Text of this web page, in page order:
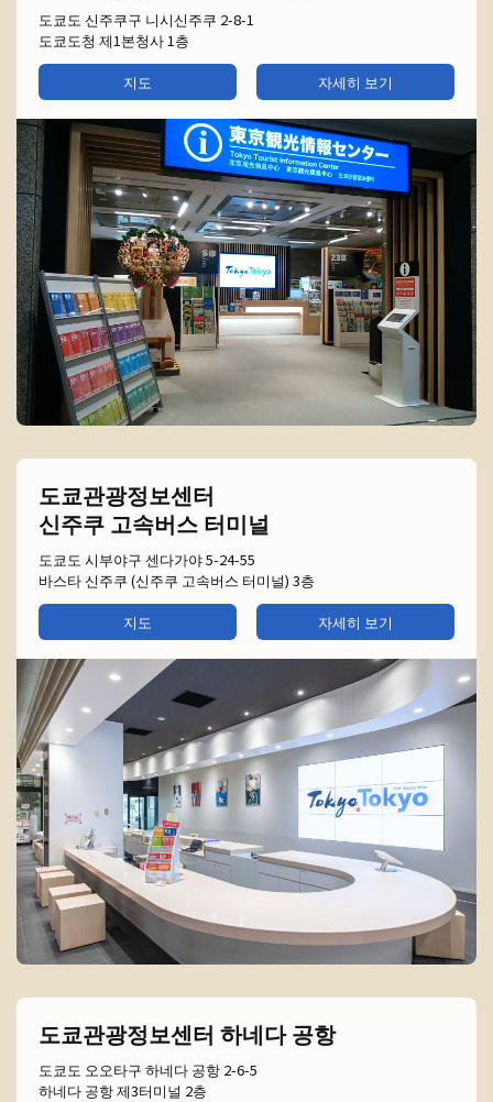
도쿄도 신주쿠구 니시신주쿠 2-8-1
도쿄도청 제1본청사 1층
지도
자세히 보기
도쿄관광정보센터
신주쿠 고속버스 터미널
도쿄도 시부야구 센다가야 5-24-55
바스타 신주쿠 (신주쿠 고속버스 터미널) 3층
지도
자세히 보기
도쿄관광정보센터 하네다 공항
도쿄도 오오타구 하네다 공항 2-6-5
하네다 공항 제3터미널 2층